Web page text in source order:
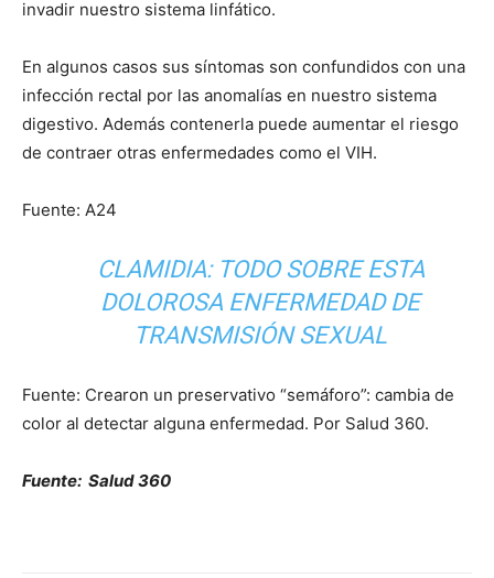
invadir nuestro sistema linfático.
En algunos casos sus síntomas son confundidos con una
infección rectal por las anomalías en nuestro sistema
digestivo. Además contenerla puede aumentar el riesgo
de contraer otras enfermedades como el VIH.
Fuente: A24
CLAMIDIA: TODO SOBRE ESTA
DOLOROSA ENFERMEDAD DE
TRANSMISIÓN SEXUAL
Fuente: Crearon un preservativo “semáforo”: cambia de
color al detectar alguna enfermedad. Por Salud 360.
Fuente: Salud 360